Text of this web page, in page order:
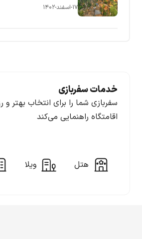
۱۷-اسفند-۱۴۰۲
خدمات سفربازی
سفربازی شما را برای انتخاب بهتر و
اقامتگاه راهنمایی می‌کند
هتل ویلا